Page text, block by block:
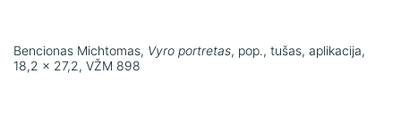
Bencionas Michtomas, Vyro portretas, pop., tušas, aplikacija,
18,2 x 27,2, VŽM 898